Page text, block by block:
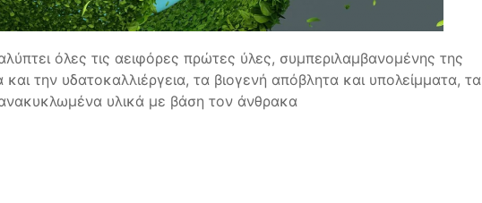
όλες τις αειφόρες πρώτες ύλες, συμπεριλαμβανομένης της
την υδατοκαλλιέργεια, τα βιογενή απόβλητα και υπολείμματα, τα
υλικά με βάση τον άνθρακα